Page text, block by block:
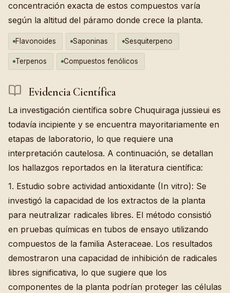
concentración exacta de estos compuestos varía
según la altitud del páramo donde crece la planta.
Flavonoides Saponinas Sesquiterpeno
Terpenos Compuestos fenólicos
Evidencia Científica
La investigación científica sobre Chuquiraga jussieui es
todavía incipiente y se encuentra mayoritariamente en
etapas de laboratorio, lo que requiere una
interpretación cautelosa. A continuación, se detallan
los hallazgos reportados en la literatura científica:
1. Estudio sobre actividad antioxidante (In vitro): Se
investigó la capacidad de los extractos de la planta
para neutralizar radicales libres. El método consistió
en pruebas químicas en tubos de ensayo utilizando
compuestos de la familia Asteraceae. Los resultados
demostraron una capacidad de inhibición de radicales
libres significativa, lo que sugiere que los
componentes de la planta podrían proteger las células